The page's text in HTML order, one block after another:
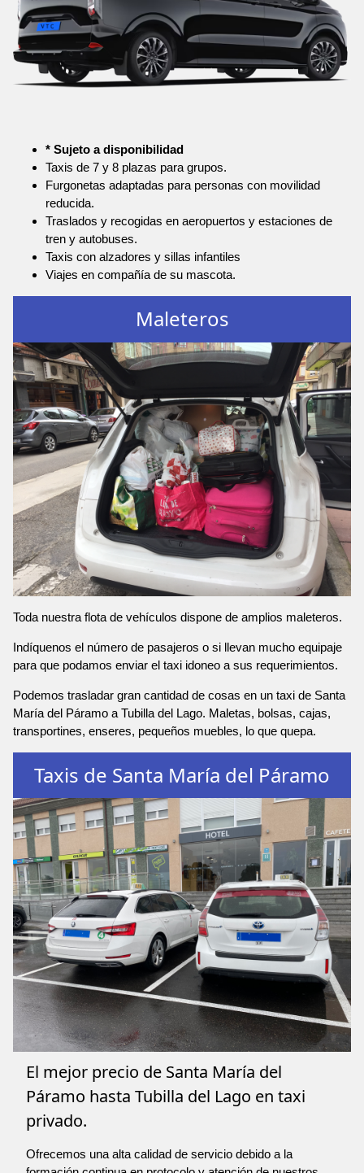
* Sujeto a disponibilidad
Taxis de 7 y 8 plazas para grupos.
Furgonetas adaptadas para personas con movilidad
reducida.
Traslados y recogidas en aeropuertos y estaciones de
tren y autobuses.
Taxis con alzadores y sillas infantiles
Viajes en compañía de su mascota.
Maleteros
Toda nuestra flota de vehículos dispone de amplios maleteros.
Indíquenos el número de pasajeros o si llevan mucho equipaje
para que podamos enviar el taxi idoneo a sus requerimientos.
Podemos trasladar gran cantidad de cosas en un taxi de Santa
María del Páramo a Tubilla del Lago. Maletas, bolsas, cajas,
transportines, enseres, pequeños muebles, lo que quepa.
Taxis de Santa María del Páramo
El mejor precio de Santa María del
Páramo hasta Tubilla del Lago en taxi
privado.
Ofrecemos una alta calidad de servicio debido a la